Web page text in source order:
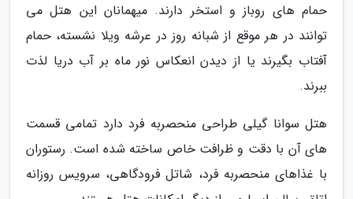
حمام های روباز و استخر دارند. میهمانان این هتل می
توانند در هر موقع از شبانه روز در عرشه ویلا نشسته، حمام
آفتاب بگیرند یا از دیدن انعکاس نور ماه بر آب دریا لذت
ببرند.
هتل سوانا گیلی طراحی منحصربه فرد دارد تمامی قسمت
های آن با دقت و ظرافت خاص ساخته شده است. رستوران
با غذاهای منحصربه فرد، شاتل فرودگاهی، سرویس روزانه